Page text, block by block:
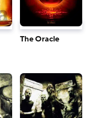
The Oracle